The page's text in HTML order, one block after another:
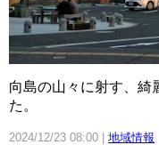
向島の山々に射す、綺
た。
2024/12/23 08:00 地域情報